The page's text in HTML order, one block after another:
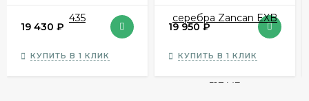
19 430 ₽
КУПИТЬ В 1 КЛИК
19 950₽
КУПИТЬ В 1 КЛИК